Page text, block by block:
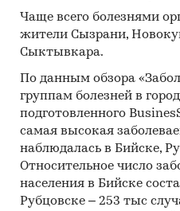
Чаще всего болезнями
жители Сызрани,
Сыктывкара.
По данным обзора
группам болезней в
подготовленного
самая высокая
наблюдалась в Бийске,
Относительное число
населения в Бийске
Рубцовске – 253 тыс